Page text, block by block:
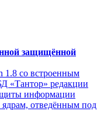
защищённой
1.8 со встроенным
редакции
информации
отведённым под